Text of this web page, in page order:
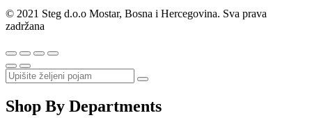
© 2021 Steg d.o.o Mostar, Bosna i Hercegovina. Sva prava
zadržana
Shop By Departments